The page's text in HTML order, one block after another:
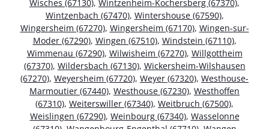
Wisches (67130), Wintzenheim-Kochersberg (67370),
Wintzenbach (67470), Wintershouse (67590),
Wingersheim (67270), Wingersheim (67170), Wingen-sur-
Moder (67290), Wingen (67510), Windstein (67110),
Wimmenau (67290), Wilwisheim (67270), Willgottheim
(67370), Wildersbach (67130), Wickersheim-Wilshausen
(67270), Weyersheim (67720), Weyer (67320), Westhouse-
Marmoutier (67440), Westhouse (67230), Westhoffen
(67310), Weiterswiller (67340), Weitbruch (67500),
Weislingen (67290), Weinbourg (67340), Wasselonne